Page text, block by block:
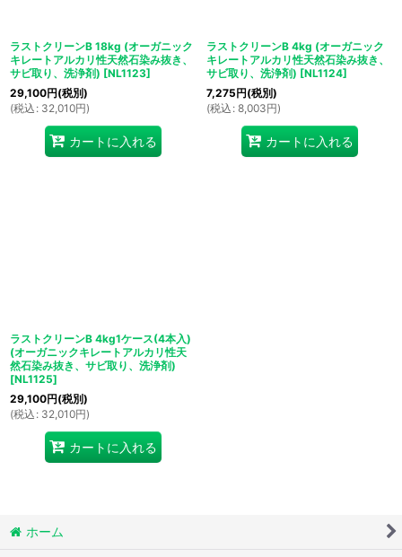
ラストクリーンB 18kg (オーガニック
キレートアルカリ性天然石染み抜き、
サビ取り、洗浄剤) [NL1123]
29,100円(税別)
(税込 : 32,010円)
カートに入れる
ラストクリーンB 4kg (オーガニック
キレートアルカリ性天然石染み抜き、
サビ取り、洗浄剤) [NL1124]
7,275円(税別)
(税込 : 8,003円)
カートに入れる
ラストクリーンB 4kg1ケース(4本入)
(オーガニックキレートアルカリ性天
然石染み抜き、サビ取り、洗浄剤)
[NL1125]
29,100円(税別)
(税込 : 32,010円)
カートに入れる
ホーム